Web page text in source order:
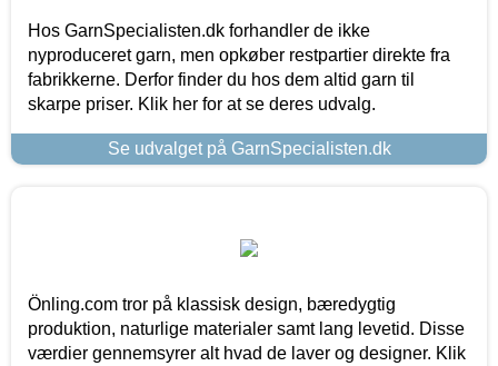
Hos GarnSpecialisten.dk forhandler de ikke
nyproduceret garn, men opkøber restpartier direkte fra
fabrikkerne. Derfor finder du hos dem altid garn til
skarpe priser. Klik her for at se deres udvalg.
Se udvalget på GarnSpecialisten.dk
Önling.com tror på klassisk design, bæredygtig
produktion, naturlige materialer samt lang levetid. Disse
værdier gennemsyrer alt hvad de laver og designer. Klik